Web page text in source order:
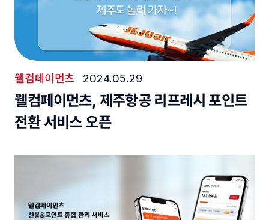
웰컴페이먼츠 2024.05.29
웰컴페이먼츠, 제주항공 리프레시 포인트
전환 서비스 오픈